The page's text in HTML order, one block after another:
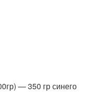
— 350 гр синего